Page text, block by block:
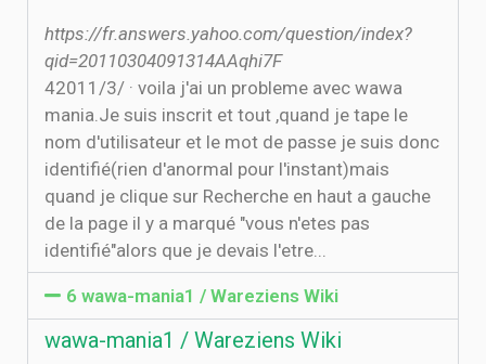
https://fr.answers.yahoo.com/question/index?
qid=20110304091314AAqhi7F
4‏‏/3‏‏/2011 · voila j'ai un probleme avec wawa
mania.Je suis inscrit et tout ,quand je tape le
nom d'utilisateur et le mot de passe je suis donc
identifié(rien d'anormal pour l'instant)mais
quand je clique sur Recherche en haut a gauche
de la page il y a marqué "vous n'etes pas
identifié"alors que je devais l'etre...
6 wawa-mania1 / Wareziens Wiki
wawa-mania1 / Wareziens Wiki